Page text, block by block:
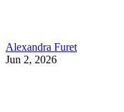
Alexandra Furet
Jun 2, 2026